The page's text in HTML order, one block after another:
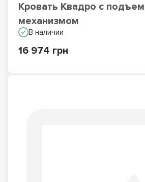
Кровать Квадро с
механизмом
В наличии
16 974 грн